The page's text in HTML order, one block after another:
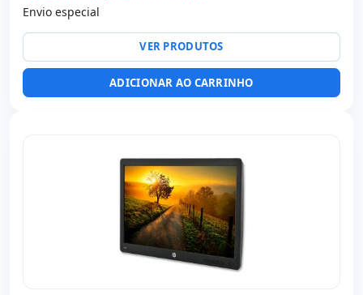
Dimensões:
Peso: 2.80 Kg.
Envio especial
VER PRODUTOS
ADICIONAR AO CARRINHO